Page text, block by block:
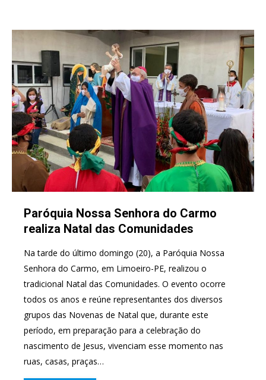
Paróquia Nossa Senhora do Carmo
realiza Natal das Comunidades
Na tarde do último domingo (20), a Paróquia Nossa
Senhora do Carmo, em Limoeiro-PE, realizou o
tradicional Natal das Comunidades. O evento ocorre
todos os anos e reúne representantes dos diversos
grupos das Novenas de Natal que, durante este
período, em preparação para a celebração do
nascimento de Jesus, vivenciam esse momento nas
ruas, casas, praças…